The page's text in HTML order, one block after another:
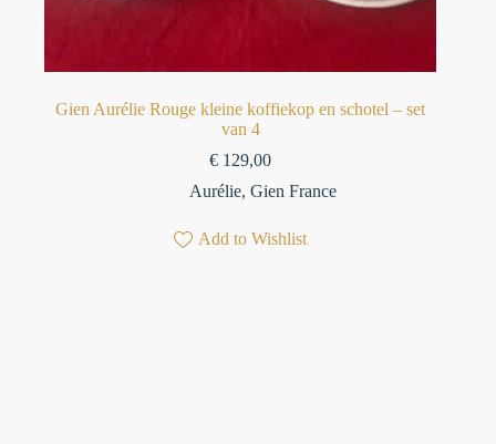
Gien Aurélie Rouge kleine koffiekop en schotel – set
van 4
€ 129,00
Aurélie, Gien France
Add to Wishlist